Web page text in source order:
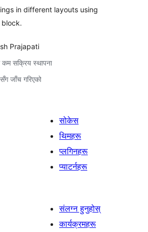
in different layouts using
Prajapati
कम सक्रिय स्थापना
जाँच गरिएको
सोकेस
थिमहरू
प्लगिनहरू
प्याटर्नहरू
संलग्न हुनुहोस्
कार्यक्रमहरू